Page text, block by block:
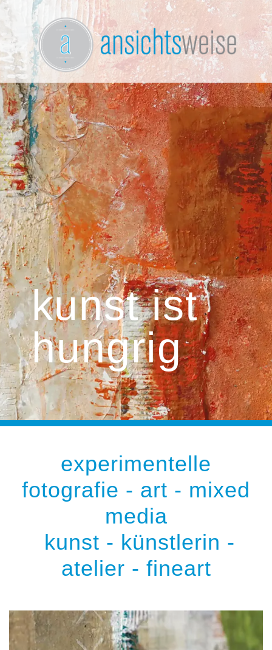
kunst ist
hungrig
experimentelle
fotografie - art - mixed
media
kunst - künstlerin -
atelier - fineart